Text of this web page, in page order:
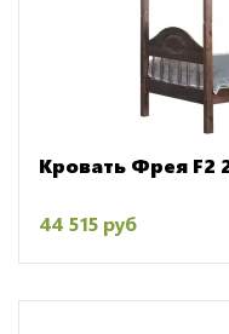
Кровать Фрея F2
44 515 руб